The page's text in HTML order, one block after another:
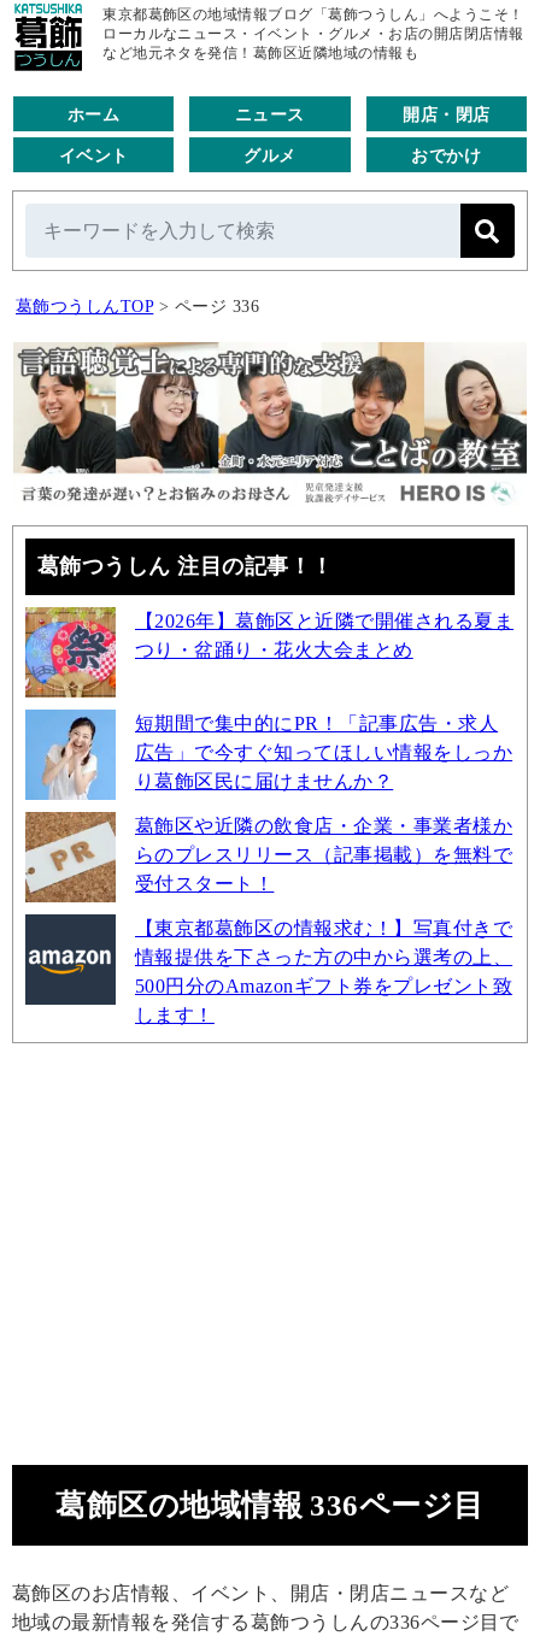
東京都葛飾区の地域情報ブログ「葛飾つうしん」へようこそ！
ローカルなニュース・イベント・グルメ・お店の開店閉店情報
など地元ネタを発信！葛飾区近隣地域の情報も
ホーム ニュース 開店・閉店
イベント グルメ おでかけ
葛飾つうしんTOP > ページ 336
葛飾つうしん 注目の記事！！
【2026年】葛飾区と近隣で開催される夏ま
つり・盆踊り・花火大会まとめ
短期間で集中的にPR！「記事広告・求人
広告」で今すぐ知ってほしい情報をしっか
り葛飾区民に届けませんか？
葛飾区や近隣の飲食店・企業・事業者様か
らのプレスリリース（記事掲載）を無料で
受付スタート！
【東京都葛飾区の情報求む！】写真付きで
情報提供を下さった方の中から選考の上、
500円分のAmazonギフト券をプレゼント致
します！
葛飾区の地域情報 336ページ目
葛飾区のお店情報、イベント、開店・閉店ニュースなど
地域の最新情報を発信する葛飾つうしんの336ページ目で